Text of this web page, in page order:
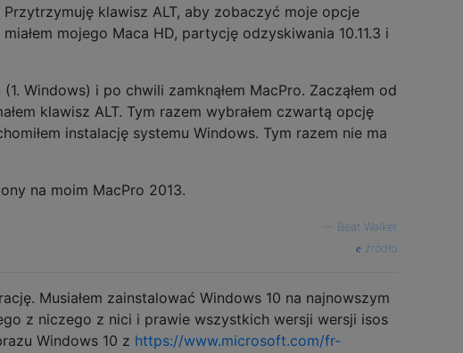
klawisz ALT, aby zobaczyć moje opcje
mojego Maca HD, partycję odzyskiwania 10.11.3 i
Windows) i po chwili zamknąłem MacPro. Zacząłem od
klawisz ALT. Tym razem wybrałem czwartą opcję
instalację systemu Windows. Tym razem nie ma
na moim MacPro 2013.
Beat Walker
źródło
Musiałem zainstalować Windows 10 na najnowszym
z niczego z nici i prawie wszystkich wersji wersji isos
Windows 10 z https://www.microsoft.com/fr-